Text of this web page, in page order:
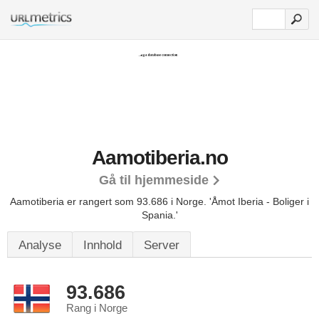
Aamotiberia.no
Gå til hjemmeside
Aamotiberia er rangert som 93.686 i Norge. 'Åmot Iberia - Boliger i
Spania.'
Analyse Innhold Server
93.686
Rang i Norge